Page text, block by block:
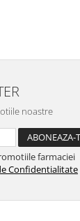
noastre
farmaciei
Confidentialitate